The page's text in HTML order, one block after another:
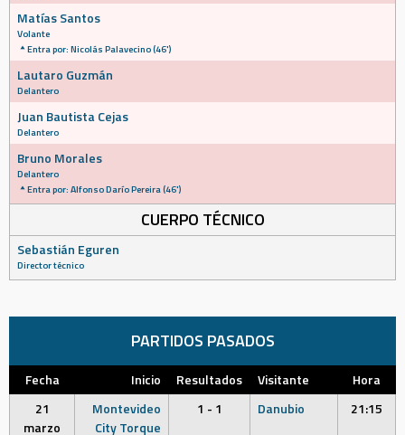
Matías Santos
Volante
Entra por: Nicolás Palavecino (46')
Lautaro Guzmán
Delantero
Juan Bautista Cejas
Delantero
Bruno Morales
Delantero
Entra por: Alfonso Darío Pereira (46')
CUERPO TÉCNICO
Sebastián Eguren
Director técnico
PARTIDOS PASADOS
Fecha Inicio Resultados Visitante
Hora
21
marzo
Montevideo
City Torque
1 - 1 Danubio 21:15